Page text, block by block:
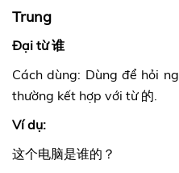
Trung
Đại từ 谁
Cách dùng: Dùng để hỏi
thường kết hợp với từ 的.
Ví dụ:
这个电脑是谁的？